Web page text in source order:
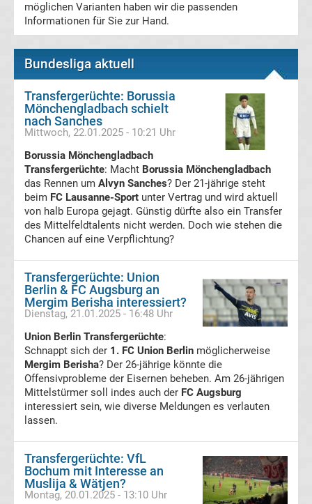
Süper
Fußball
Youth
League
WM
Fußball
EM
Frauenfußball
Amateurfußball
Transfergerüchte
Transferticker
möglichen Varianten haben wir die passenden
Informationen für Sie zur Hand.
Bundesliga aktuell
Transfergerüchte: Borussia
Mönchengladbach schielt
nach Sanches
Mittwoch, 22.01.2025 - 10:21 Uhr
Borussia Mönchengladbach
Transfergerüchte: Macht Borussia Mönchengladbach
das Rennen um Alvyn Sanches? Der 21-jährige steht
beim FC Lausanne-Sport unter Vertrag und wird aktuell
von halb Europa gejagt. Günstig dürfte also ein Transfer
des Mittelfeldtalents nicht werden. Doch wie stehen die
Chancen auf eine Verpflichtung?
Transfergerüchte: Union
Berlin & FC Augsburg an
Mergim Berisha interessiert?
Dienstag, 21.01.2025 - 16:48 Uhr
Union Berlin Transfergerüchte:
Schnappt sich der 1. FC Union Berlin möglicherweise
Mergim Berisha? Der 26-jährige könnte die
Offensivprobleme der Eisernen beheben. Am 26-jährigen
Mittelstürmer soll indes auch der FC Augsburg
interessiert sein, wie diverse Meldungen es verlauten
lassen.
Transfergerüchte: VfL
Bochum mit Interesse an
Muslija & Wätjen?
Montag, 20.01.2025 - 13:10 Uhr